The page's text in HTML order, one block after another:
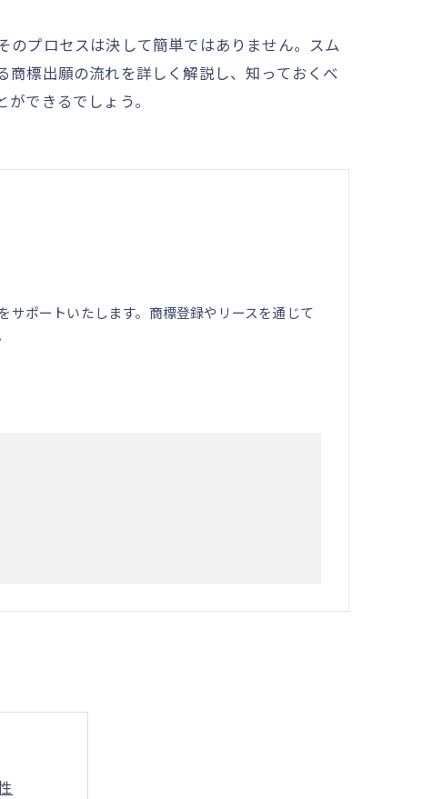
のプロセスは決して簡単ではありません。スム
標出願の流れを詳しく解説し、知っておくべ
できるでしょう。
ポートいたします。商標登録やリースを通じて